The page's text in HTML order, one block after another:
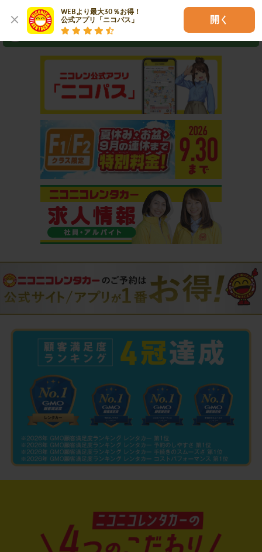
WEBより最大30％お得！
公式アプリ「ニコパス」
開く
⇒ アプリなら最短3分スピード出発！
おすすめコンテンツ